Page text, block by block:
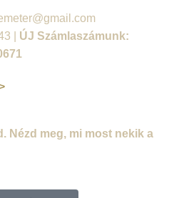
| ÚJ Számlaszámunk:
Nézd meg, mi most nekik a